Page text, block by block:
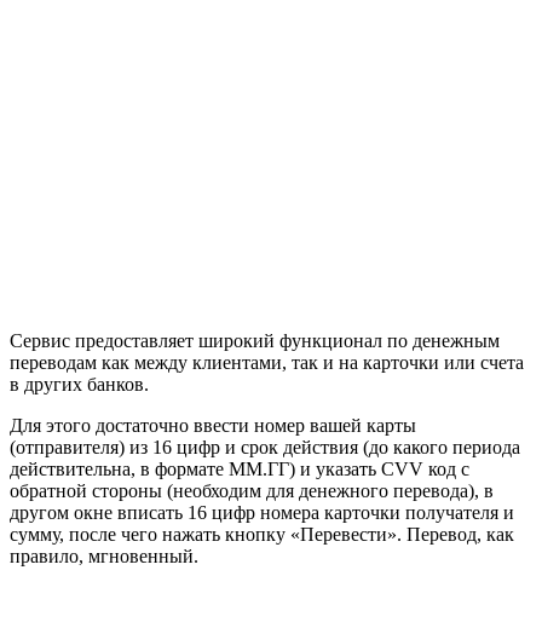
Сервис предоставляет широкий функционал по денежным
переводам как между клиентами, так и на карточки или счета
в других банков.
Для этого достаточно ввести номер вашей карты
(отправителя) из 16 цифр и срок действия (до какого периода
действительна, в формате ММ.ГГ) и указать CVV код с
обратной стороны (необходим для денежного перевода), в
другом окне вписать 16 цифр номера карточки получателя и
сумму, после чего нажать кнопку «Перевести». Перевод, как
правило, мгновенный.